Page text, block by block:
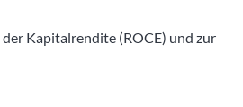
der Kapitalrendite (ROCE) und zur